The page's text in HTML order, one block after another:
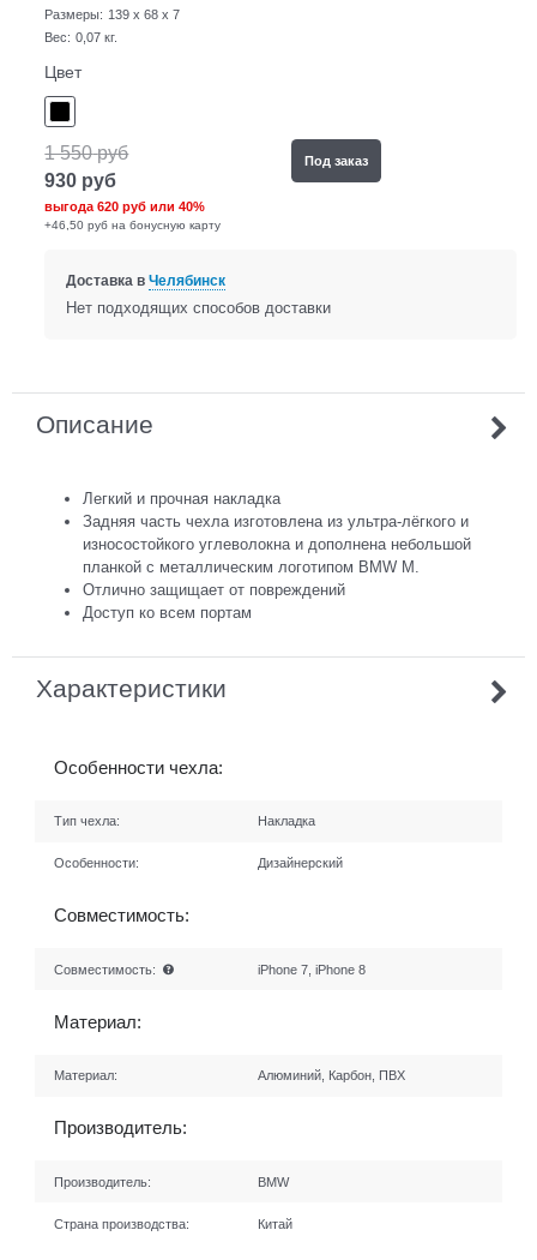
Размеры: 139 x 68 x 7
Вес: 0,07 кг.
Цвет
1 550 руб
930 руб
выгода620 руб или40%
+46,50 руб на бонусную карту
Под заказ
Доставка в Челябинск
Нет подходящих способов доставки
Описание
Легкий и прочная накладка
Задняя часть чехла изготовлена из ультра-лёгкого и
износостойкого углеволокна и дополнена небольшой
планкой с металлическим логотипом BMW M.
Отлично защищает от повреждений
Доступ ко всем портам
Характеристики
Особенности чехла:
Тип чехла: Накладка
Особенности: Дизайнерский
Совместимость:
Совместимость: iPhone 7, iPhone 8
Материал:
Материал: Алюминий, Карбон, ПВХ
Производитель:
Производитель: BMW
Страна производства: Китай